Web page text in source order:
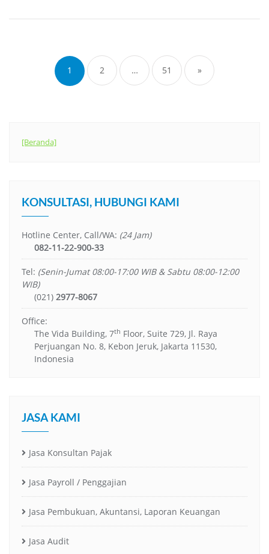
navigation
1 2 … 51 »
[Beranda]
KONSULTASI, HUBUNGI KAMI
Hotline Center, Call/WA: (24 Jam)
082-11-22-900-33
Tel: (Senin-Jumat 08:00-17:00 WIB & Sabtu 08:00-12:00
WIB)
(021) 2977-8067
Office:
The Vida Building, 7th Floor, Suite 729, Jl. Raya
Perjuangan No. 8, Kebon Jeruk, Jakarta 11530,
Indonesia
JASA KAMI
Jasa Konsultan Pajak
Jasa Payroll / Penggajian
Jasa Pembukuan, Akuntansi, Laporan Keuangan
Jasa Audit